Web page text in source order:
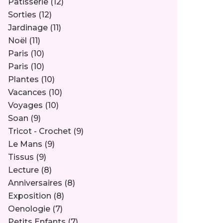
Sorties (12)
Jardinage (11)
Noël (11)
Paris (10)
Paris (10)
Plantes (10)
Vacances (10)
Voyages (10)
Soan (9)
Tricot - Crochet (9)
Le Mans (9)
Tissus (9)
Lecture (8)
Anniversaires (8)
Exposition (8)
Oenologie (7)